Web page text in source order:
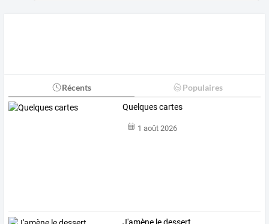
Récents Populaires
Quelques cartes
1 août 2026